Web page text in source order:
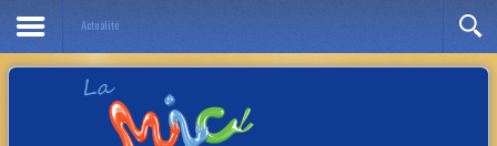
Actualité